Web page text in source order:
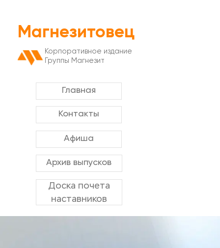
Афиша
Контакты
Корпоративное издание
Группы Магнезит
Архив выпусков
Магнезитовец
Доска почета
наставников
Главная